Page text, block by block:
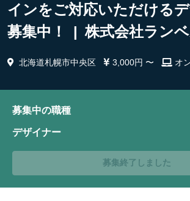
インをご対応いただける
募集中！ | 株式会社ラン
北海道札幌市中央区 3,000円 〜 オ
募集中の職種
デザイナー
募集終了しました